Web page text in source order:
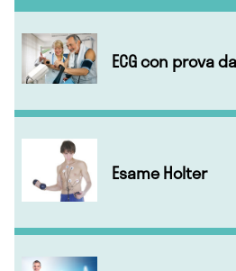
ECG con prova
Esame Holter